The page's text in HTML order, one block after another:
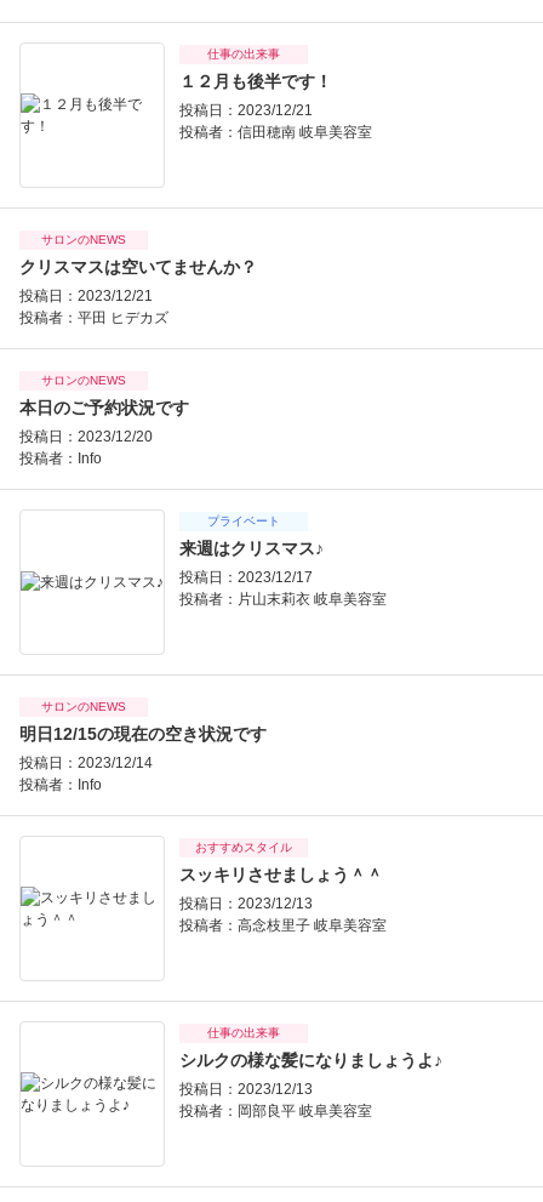
仕事の出来事
１２月も後半です！
投稿日：2023/12/21
投稿者： 信田穂南 岐阜美容室
サロンのNEWS
クリスマスは空いてませんか？
投稿日：2023/12/21
投稿者： 平田 ヒデカズ
サロンのNEWS
本日のご予約状況です
投稿日：2023/12/20
投稿者： Info
プライベート
来週はクリスマス♪
投稿日：2023/12/17
投稿者： 片山末莉衣 岐阜美容室
サロンのNEWS
明日12/15の現在の空き状況です
投稿日：2023/12/14
投稿者： Info
おすすめスタイル
スッキリさせましょう＾＾
投稿日：2023/12/13
投稿者： 高念枝里子 岐阜美容室
仕事の出来事
シルクの様な髪になりましょうよ♪
投稿日：2023/12/13
投稿者： 岡部良平 岐阜美容室